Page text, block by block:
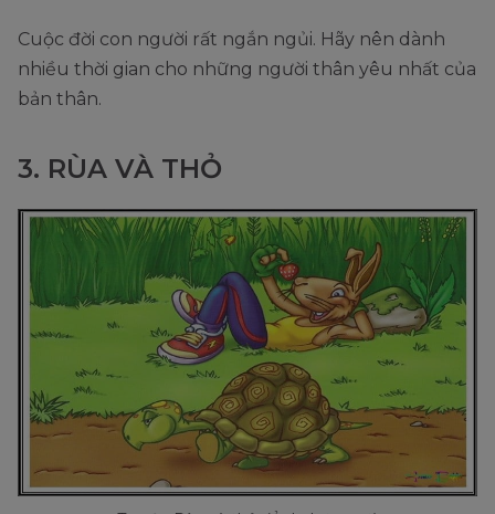
Cuộc đời con người rất ngắn ngủi. Hãy nên dành
nhiều thời gian cho những người thân yêu nhất của
bản thân.
3. RÙA VÀ THỎ